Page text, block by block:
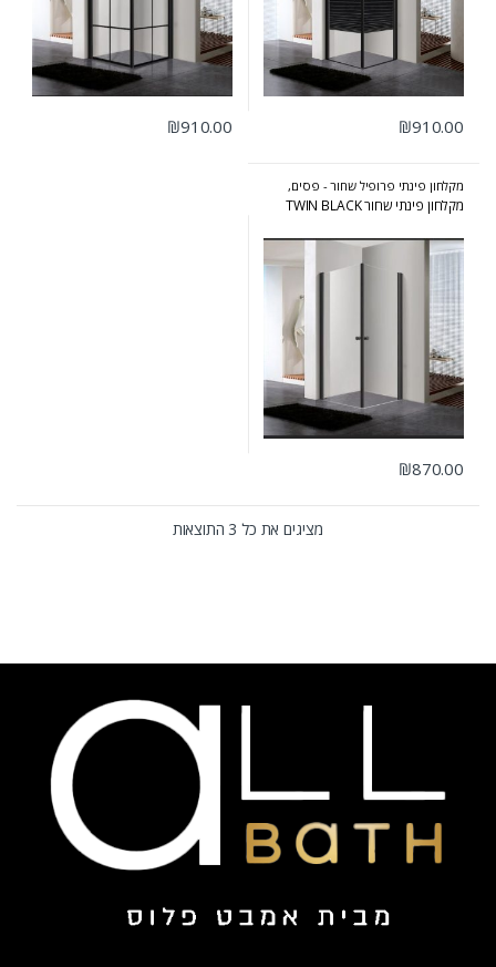
₪910.00
₪910.00
מקלחון פינתי פרופיל שחור - פסים,
שקוף, קוביות מקלחונים
מקלחון פינתי שחור TWIN BLACK
₪870.00
מציגים את כל ⁦3⁩ התוצאות